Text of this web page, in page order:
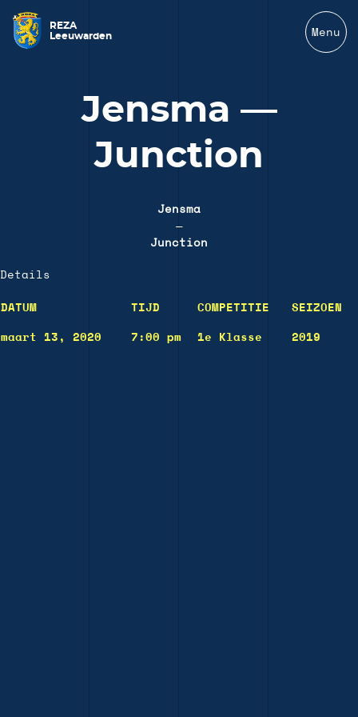
REZA
Leeuwarden
Menu
Jensma —
Junction
Jensma
—
Junction
Details
DATUM TIJD COMPETITIE SEIZOEN
maart 13, 2020 7:00 pm 1e Klasse 2019